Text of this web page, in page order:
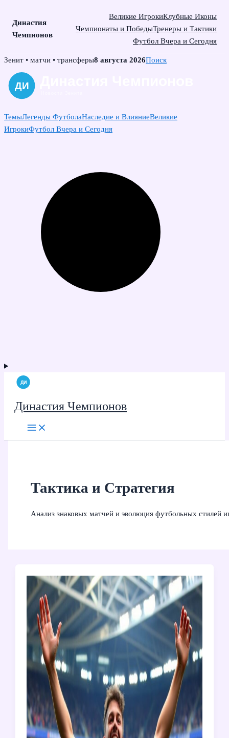
Династия
Чемпионов
Великие ИгрокиКлубные Иконы
Чемпионаты и ПобедыТренеры и Тактики
Футбол Вчера и Сегодня
Skip
content
Зенит • матчи • трансферы8 августа 2026Поиск
ТемыЛегенды ФутболаНаследие и ВлияниеВеликие
ИгрокиФутбол Вчера и Сегодня
Династия Чемпионов
Тактика и Стратегия
Анализ знаковых матчей и эволюция футбольных стилей